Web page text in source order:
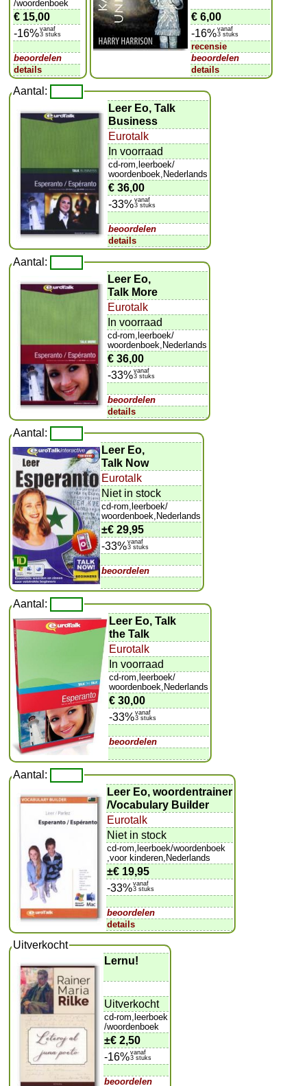
/woordenboek
€ 15,00
-16%vanaf
3 stuks
beoordelen
details
€ 6,00
-16%vanaf
3 stuks
recensie
beoordelen
details
Aantal:
Leer Eo, Talk
Business
Eurotalk
In voorraad
cd-rom,leerboek/
woordenboek,Nederlands
€ 36,00
-33%vanaf
3 stuks
beoordelen
details
Aantal:
Leer Eo,
Talk More
Eurotalk
In voorraad
cd-rom,leerboek/
woordenboek,Nederlands
€ 36,00
-33%vanaf
3 stuks
beoordelen
details
Aantal:
Leer Eo,
Talk Now
Eurotalk
Niet in stock
cd-rom,leerboek/
woordenboek,Nederlands
±€ 29,95
-33%vanaf
3 stuks
beoordelen
Aantal:
Leer Eo, Talk
the Talk
Eurotalk
In voorraad
cd-rom,leerboek/
woordenboek,Nederlands
€ 30,00
-33%vanaf
3 stuks
beoordelen
Aantal:
Leer Eo, woordentrainer
/Vocabulary Builder
Eurotalk
Niet in stock
cd-rom,leerboek/woordenboek
,voor kinderen,Nederlands
±€ 19,95
-33%vanaf
3 stuks
beoordelen
details
Uitverkocht
Lernu!
Uitverkocht
cd-rom,leerboek
/woordenboek
±€ 2,50
-16%vanaf
3 stuks
beoordelen